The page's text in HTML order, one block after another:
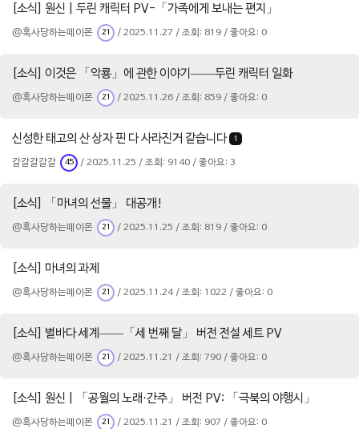
[소식] 원신 | 두린 캐릭터 PV-「가족에게 보내는 편지」
@혹사당하는페이몬 21 / 2025.11.27 / 조회: 819 / 좋아요: 0
[소식] 이것은 「악룡」에 관한 이야기——두린 캐릭터 일화
@혹사당하는페이몬 21 / 2025.11.26 / 조회: 859 / 좋아요: 0
신성한 태고의 산 상자 핀 다 사라진거 같습니다 1
갈갈갈갈갈 45 / 2025.11.25 / 조회: 9140 / 좋아요: 3
[소식] 「마녀의 선물」 대공개!
@혹사당하는페이몬 21 / 2025.11.25 / 조회: 819 / 좋아요: 0
[소식] 마녀의 과제
@혹사당하는페이몬 21 / 2025.11.24 / 조회: 1022 / 좋아요: 0
[소식] 별바다 세계——「세 번째 달」 버전 전설 세트 PV
@혹사당하는페이몬 21 / 2025.11.21 / 조회: 790 / 좋아요: 0
[소식] 원신 | 「공월의 노래·간주」 버전 PV: 「극북의 야행시」
@혹사당하는페이몬 21 / 2025.11.21 / 조회: 907 / 좋아요: 0